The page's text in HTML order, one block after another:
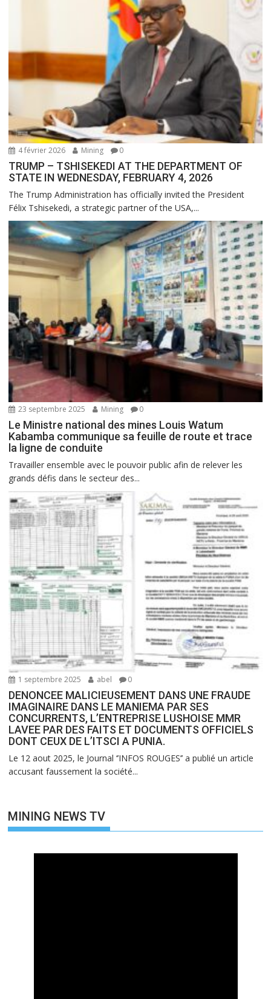
4 février 2026 Mining 0
TRUMP – TSHISEKEDI AT THE DEPARTMENT OF
STATE IN WEDNESDAY, FEBRUARY 4, 2026
The Trump Administration has officially invited the President
Félix Tshisekedi, a strategic partner of the USA,...
23 septembre 2025 Mining 0
Le Ministre national des mines Louis Watum
Kabamba communique sa feuille de route et trace
la ligne de conduite
Travailler ensemble avec le pouvoir public afin de relever les
grands défis dans le secteur des...
1 septembre 2025 abel 0
DENONCEE MALICIEUSEMENT DANS UNE FRAUDE
IMAGINAIRE DANS LE MANIEMA PAR SES
CONCURRENTS, L’ENTREPRISE LUSHOISE MMR
LAVEE PAR DES FAITS ET DOCUMENTS OFFICIELS
DONT CEUX DE L’ITSCI A PUNIA.
Le 12 aout 2025, le Journal ‘’INFOS ROUGES’’ a publié un article
accusant faussement la société...
MINING NEWS TV